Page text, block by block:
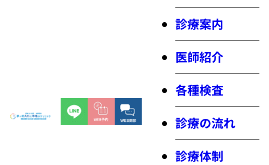
診療案内
医師紹介
各種検査
診療の流れ
診療体制